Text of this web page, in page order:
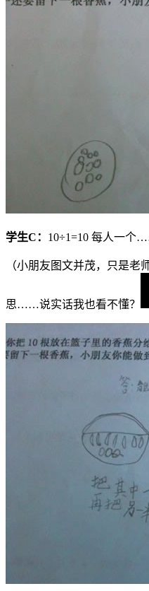
学生C： 10÷1=10 每人一个
（小朋友图文并茂，只是老
思……说实话我也看不懂？